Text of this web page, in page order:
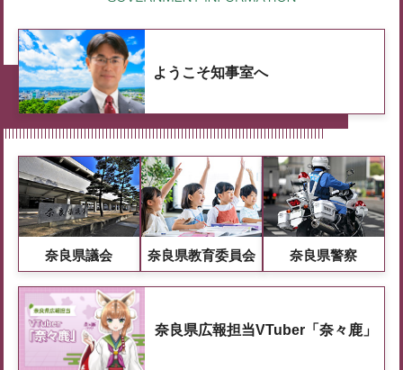
ようこそ知事室へ
奈良県議会 奈良県教育委員会 奈良県警察
奈良県広報担当VTuber「奈々鹿」